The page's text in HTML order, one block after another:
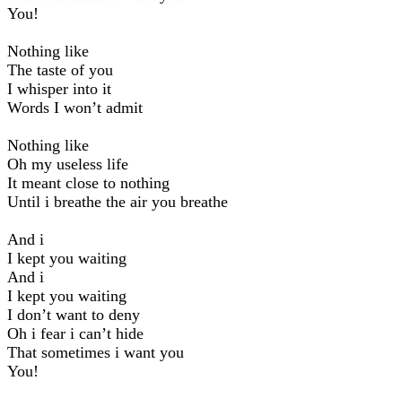
You!
Nothing like
The taste of you
I whisper into it
Words I won’t admit
Nothing like
Oh my useless life
It meant close to nothing
Until i breathe the air you breathe
And i
I kept you waiting
And i
I kept you waiting
I don’t want to deny
Oh i fear i can’t hide
That sometimes i want you
You!